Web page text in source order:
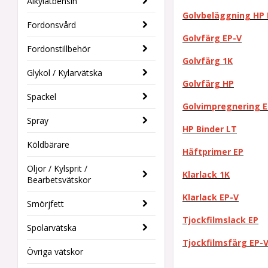
Fordonsvård
Fordonstillbehör
Glykol / Kylarvätska
Spackel
Spray
Köldbärare
Oljor / Kylsprit /
Bearbetsvätskor
Smörjfett
Spolarvätska
Övriga vätskor
Golvbeläggning HP
Golvfärg EP-V
Golvfärg 1K
Golvfärg HP
Golvimpregnering
HP Binder LT
Häftprimer EP
Klarlack 1K
Klarlack EP-V
Tjockfilmslack EP
Tjockfilmsfärg EP-V